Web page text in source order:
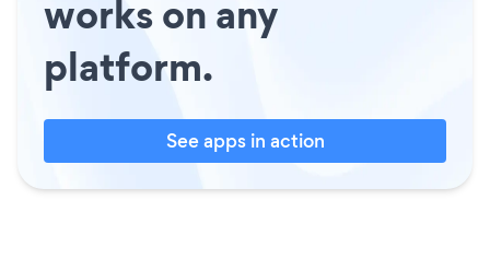
works on any
platform.
See apps in action